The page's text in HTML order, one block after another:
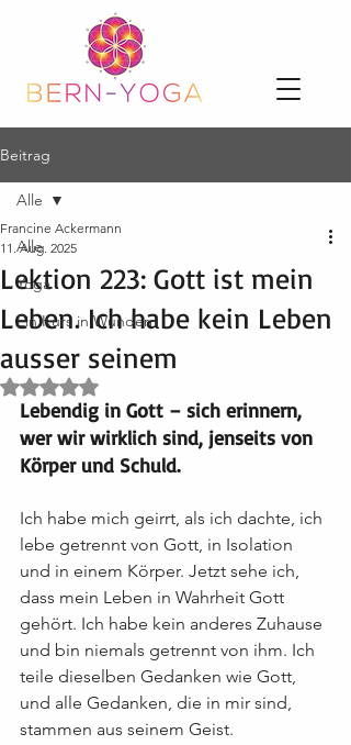
Beitrag
Alle
Yoga
Ein Kurs in Wundern
Alle
Lektion 223: Gott ist mein
Leben. Ich habe kein Leben
ausser seinem
Francine Ackermann
11. Aug. 2025
Mit NaN von 5 Sternen bewertet.
Lebendig in Gott – sich erinnern,
wer wir wirklich sind, jenseits von
Körper und Schuld.
Ich habe mich geirrt, als ich dachte, ich
lebe getrennt von Gott, in Isolation
und in einem Körper. Jetzt sehe ich,
dass mein Leben in Wahrheit Gott
gehört. Ich habe kein anderes Zuhause
und bin niemals getrennt von ihm. Ich
teile dieselben Gedanken wie Gott,
und alle Gedanken, die in mir sind,
stammen aus seinem Geist.